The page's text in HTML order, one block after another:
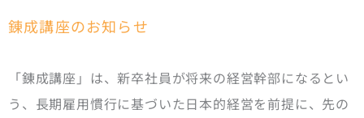
錬成講座のお知らせ
「錬成講座」は、新卒社員が将来の経営幹部になるとい
う、長期雇用慣行に基づいた日本的経営を前提に、先の